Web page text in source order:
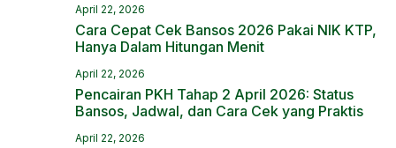
April 22, 2026
Cara Cepat Cek Bansos 2026 Pakai NIK KTP,
Hanya Dalam Hitungan Menit
April 22, 2026
Pencairan PKH Tahap 2 April 2026: Status
Bansos, Jadwal, dan Cara Cek yang Praktis
April 22, 2026